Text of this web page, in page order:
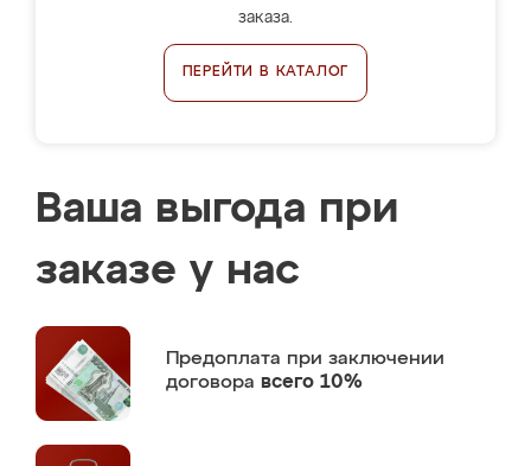
заказа.
ПЕРЕЙТИ В КАТАЛОГ
Ваша выгода при
заказе у нас
Предоплата при заключении
договора всего 10%